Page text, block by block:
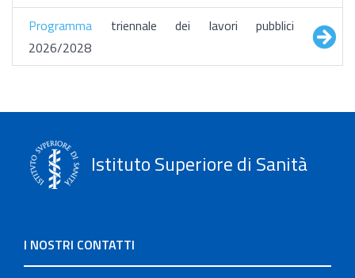
Programma triennale dei lavori pubblici
2026/2028
Istituto Superiore di Sanità
I NOSTRI CONTATTI